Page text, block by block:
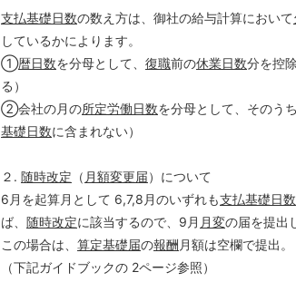
支払基礎日数の数え方は、御社の給与計算において
しているかによります。
①暦日数を分母として、 復職前の休業日数分を控
る）
②会社の月の所定労働日数を分母として、そのう
基礎日数に含まれない）
２. 随時改定 （ 月額変更届）について
6月を起算月として 6,7,8月のいずれも支払基礎日数
ば、 随時改定に該当するので、9月 月変の届を提出
この場合は、 算定基礎届の報酬 月額は空欄で提出。
（下記ガイドブックの 2ページ参照）